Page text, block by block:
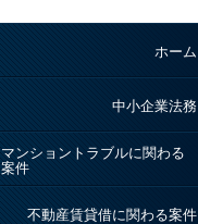
ホーム
中小企業法務
マンショントラブルに関わる
案件
不動産賃貸借に関わる案件